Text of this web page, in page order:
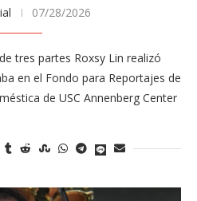
07/28/2026
tres partes Roxsy Lin realizó
en el Fondo para Reportajes de
de USC Annenberg Center